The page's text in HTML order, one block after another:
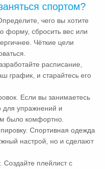
спортом?
чего вы хотите
форму, сбросить вес или
Чёткие цели
расписание,
график, и старайтесь его
Если вы занимаетесь
для упражнений и
было комфортно.
Спортивная одежда
настрой, но и сделают
Создайте плейлист с